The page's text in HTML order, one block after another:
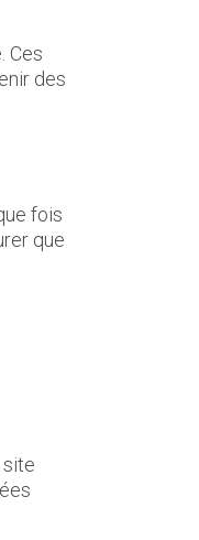
Ces
des
fois
que
site